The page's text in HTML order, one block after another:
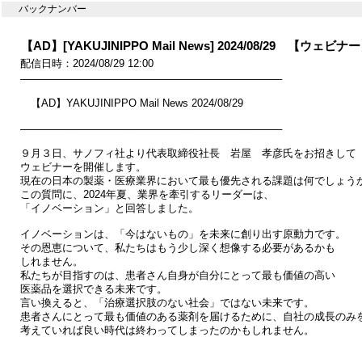
バックナンバー
【AD】[YAKUJINIPPO Mail News] 2024/08/29 【ウェビナ
配信日時：2024/08/29 12:00
────────────────────────────────────
【AD】YAKUJINIPPO Mail News 2024/08/29
────────────────────────────────────
９月３日、サノフィ社より代表取締役社長　岩屋　孝彦氏をお招きして
ウェビナーを開催します。
現在の日本の製薬・医療業界において最も優先される課題は何でしょう
この質問に、2024年夏、業界を牽引するリーダーは、
「イノベーション」と回答しました。
イノベーションは、「今はないもの」を未来に創り出す原動力です。
その恩恵について、私たちはもう少し深く想像する必要があるかも
しれません。
私たちが目指すのは、患者さん自身が自分にとって最も価値の高い
医薬品を選択できる未来です。
言い換えると、「治療選択肢のない社会」ではない未来です。
患者さんにとって最も価値のある薬剤を届けるために、自社の成長のみ
考えていれば良い時代は終わってしまったのかもしれません。